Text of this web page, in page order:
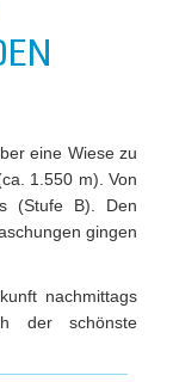
eine Wiese zu
1.550 m). Von
(Stufe B). Den
gingen
nachmittags
der schönste